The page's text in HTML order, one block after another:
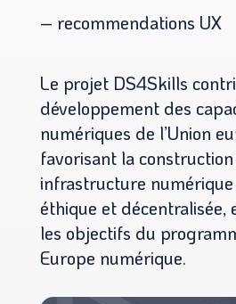
– recommendations UX
Le projet DS4Skills
développement des
numériques de l’Union
favorisant la construction
infrastructure numérique
éthique et décentralisée,
les objectifs du
Europe numérique.